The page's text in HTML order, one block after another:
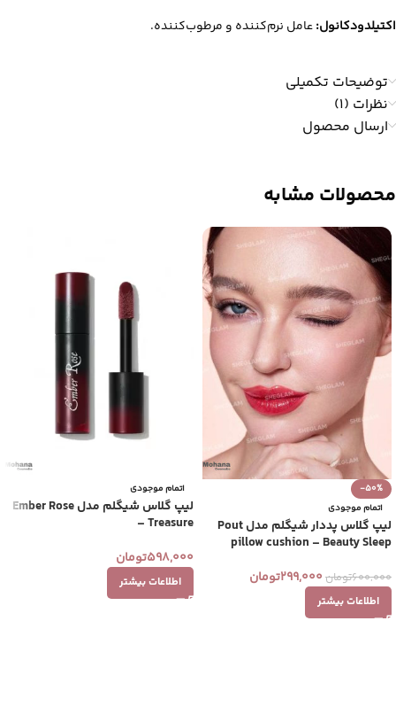
اکتیلدودکانول:عامل نرم‌کننده و مرطوب‌کننده.
توضیحات تکمیلی
نظرات (1)
ارسال محصول
محصولات مشابه
-50%
اتمام موجودی
لیپ گلاس پددار شیگلم مدل Pout
pillow cushion – Beauty Sleep
600,000تومان 299,000تومان
اطلاعات بیشتر
اتمام موجودی
لیپ گلاس شیگلم مدل Ember Rose
– Treasure
598,000تومان
اطلاعات بیشتر